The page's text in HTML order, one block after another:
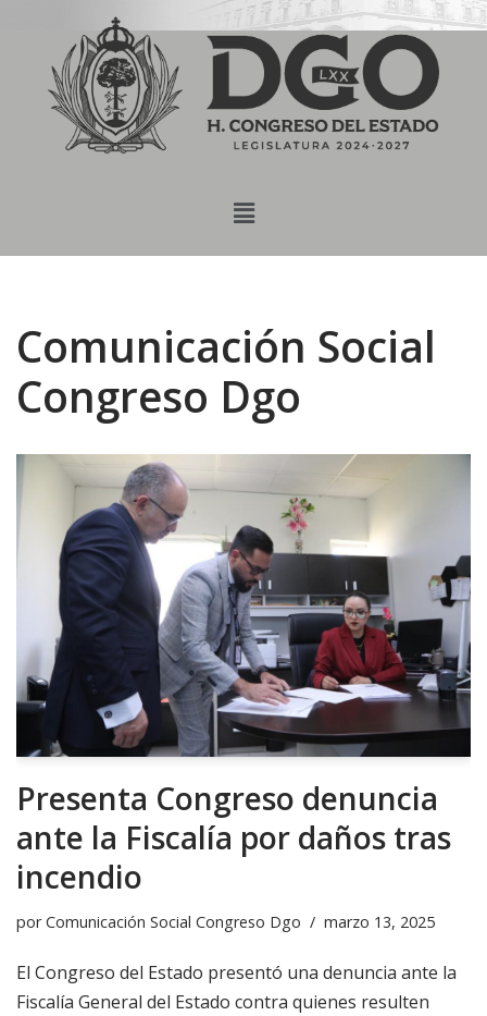
Saltar
contenido
Comunicación Social
Congreso Dgo
Presenta Congreso denuncia
ante la Fiscalía por daños tras
incendio
porComunicación Social Congreso Dgo marzo 13, 2025
El Congreso del Estado presentó una denuncia ante la
Fiscalía General del Estado contra quienes resulten